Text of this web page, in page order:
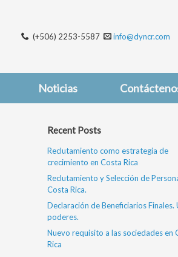
(+506) 2253-5587 info@dyncr.com
Noticias
Recent Posts
Reclutamiento como estrategia de
crecimiento en Costa Rica
Reclutamiento y Selección de
Costa Rica.
Declaración de Beneficiarios Finales.
poderes.
Nuevo requisito a las sociedades en
Rica